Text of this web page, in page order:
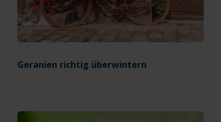
Geranien richtig überwintern